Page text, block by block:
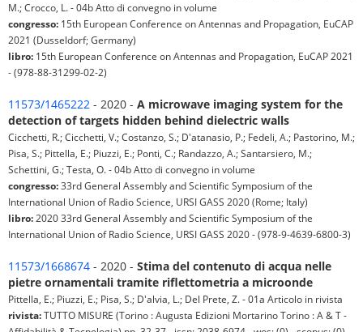
M.; Crocco, L. - 04b Atto di convegno in volume
congresso: 15th European Conference on Antennas and Propagation, EuCAP
2021 (Dusseldorf; Germany)
libro: 15th European Conference on Antennas and Propagation, EuCAP 2021
- (978-88-31299-02-2)
11573/1465222 - 2020 - A microwave imaging system for the
detection of targets hidden behind dielectric walls
Cicchetti, R.; Cicchetti, V.; Costanzo, S.; D'atanasio, P.; Fedeli, A.; Pastorino, M.;
Pisa, S.; Pittella, E.; Piuzzi, E.; Ponti, C.; Randazzo, A.; Santarsiero, M.;
Schettini, G.; Testa, O. - 04b Atto di convegno in volume
congresso:33rd General Assembly and Scientific Symposium of the
International Union of Radio Science, URSI GASS 2020 (Rome; Italy)
libro: 2020 33rd General Assembly and Scientific Symposium of the
International Union of Radio Science, URSI GASS 2020 - (978-9-4639-6800-3)
11573/1668674 - 2020 - Stima del contenuto di acqua nelle
pietre ornamentali tramite riflettometria a microonde
Pittella, E.; Piuzzi, E.; Pisa, S.; D'alvia, L.; Del Prete, Z. - 01a Articolo in rivista
rivista:TUTTO MISURE (Torino : Augusta Edizioni Mortarino Torino : A & T -